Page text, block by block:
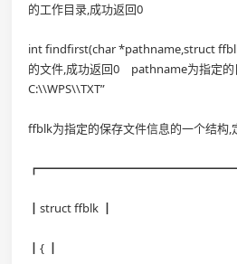
的工作目录,成功返回0
int findfirst(char *pathname,struct
的文件,成功返回0 pathname为指定的
C:\\WPS\\TXT”
ffblk为指定的保存文件信息的一个结构,
┃struct ffblk ┃
┃{ ┃